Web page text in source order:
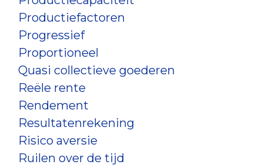
Productiefactoren
Progressief
Proportioneel
Quasi collectieve goederen
Reële rente
Rendement
Resultatenrekening
Risico aversie
Ruilen over de tijd